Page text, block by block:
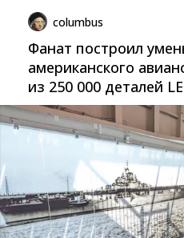
columbus
Фанат построил
американского
из 250 000 деталей